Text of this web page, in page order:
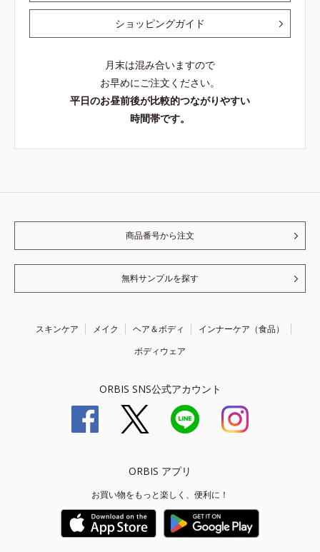
ショッピングガイド
月末は混み合いますので
お早めにご注文ください。
平日のお昼前後が比較的つながりやすい
時間帯です。
商品番号から注文
無料サンプルを探す
スキンケア メイク ヘア＆ボディ
インナーケア（食品）
ボディウェア
ORBIS SNS公式アカウント
ORBIS アプリ
お買い物をもっと楽しく、便利に！